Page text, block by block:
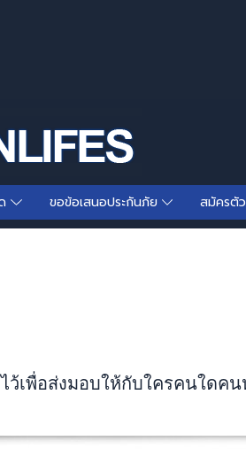
ด ขอข้อเสนอประกันภัย สมัครตั
ว้เพื่อส่งมอบให้กับใครคนใด